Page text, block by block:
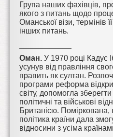
Група наших фахівців,
якого з питань щодо
Оманської візи, термінів
інших питань.
Оман. У 1970 році Кадус
усунув від правління
править як султан.
програми реформа
світу, допомогла зберегти
політичні та військові
Британією.
політика країни дала
відносини з усіма